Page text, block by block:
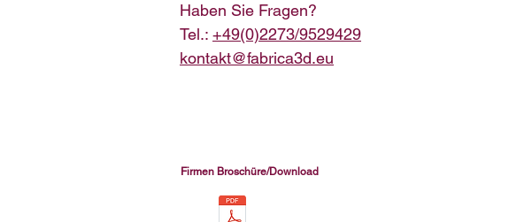
Haben Sie Fragen?
Tel.: +49(0)2273/9529429
kontakt@fabrica3d.eu
Firmen Broschüre/Download